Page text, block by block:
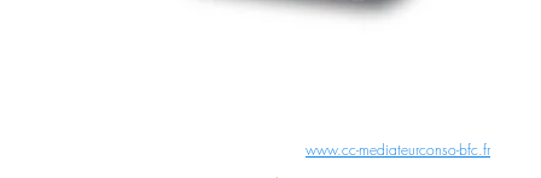
chênes 25480 Miserey-Salineswww.cc-mediateurconso-bfc.fr